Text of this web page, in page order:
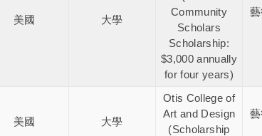
美國 大學
Community
Scholars
Scholarship:
$3,000 annually
for four years)
美國 大學
Otis College of
Art and Design
(Scholarship